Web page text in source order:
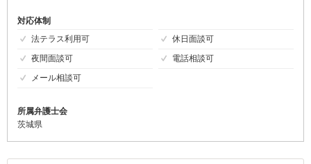
対応体制
法テラス利用可
休日面談可
夜間面談可
電話相談可
メール相談可
所属弁護士会
茨城県